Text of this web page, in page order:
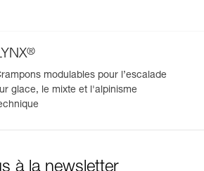
®
modulables pour l’escalade
glace, le mixte et l'alpinisme